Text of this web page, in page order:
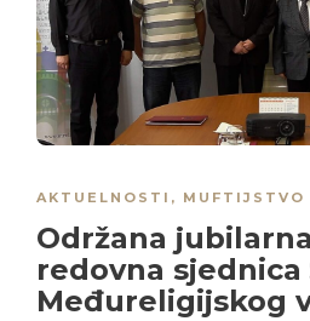
AKTUELNOSTI , MUFTIJSTVO
Održana
redovna
Međureligijskog